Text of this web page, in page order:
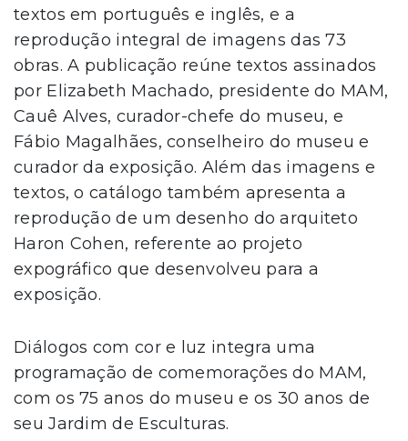
textos em português e inglês, e a
reprodução integral de imagens das 73
obras. A publicação reúne textos assinados
por Elizabeth Machado, presidente do MAM,
Cauê Alves, curador-chefe do museu, e
Fábio Magalhães, conselheiro do museu e
curador da exposição. Além das imagens e
textos, o catálogo também apresenta a
reprodução de um desenho do arquiteto
Haron Cohen, referente ao projeto
expográfico que desenvolveu para a
exposição.
Diálogos com cor e luz integra uma
programação de comemorações do MAM,
com os 75 anos do museu e os 30 anos de
seu Jardim de Esculturas.